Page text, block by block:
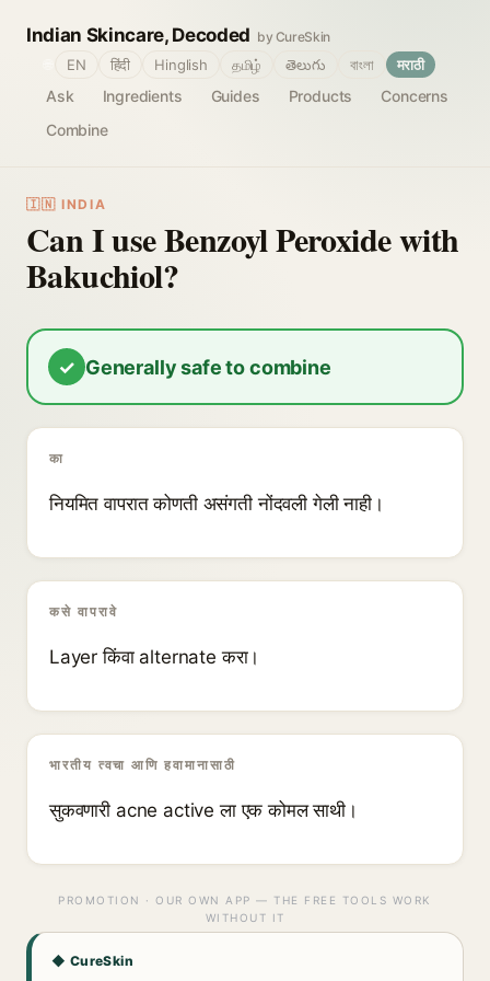
Indian Skincare, Decoded by CureSkin
Ask Ingredients Guides Products
Concerns
Combine
EN हिंदी Hinglish தமிழ் తెలుగు বাংলা मराठी
🇮🇳 INDIA
Can I use Benzoyl Peroxide with
Bakuchiol?
✓ Generally safe to combine
का
नियमित वापरात कोणती असंगती नोंदवली गेली नाही।
कसे वापरावे
Layer किंवा alternate करा।
भारतीय त्वचा आणि हवामानासाठी
सुकवणारी acne active ला एक कोमल साथी।
PROMOTION · OUR OWN APP — THE FREE TOOLS WORK
WITHOUT IT
◆ CureSkin